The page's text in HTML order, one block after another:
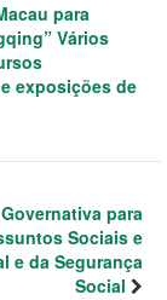
para
Vários
exposições de
para
Sociais e
e da Segurança
Social